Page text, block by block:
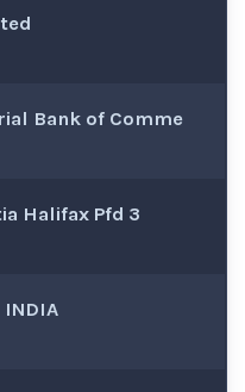
Bank of Comme
Halifax Pfd 3
INDIA